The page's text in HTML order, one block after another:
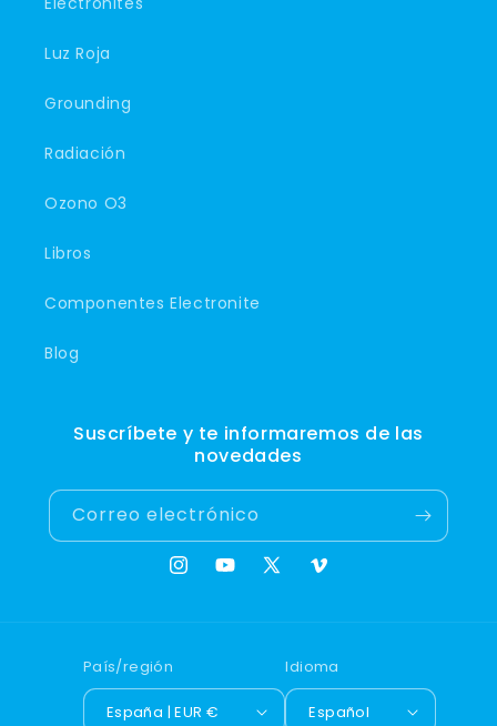
Luz Roja
Grounding
Radiación
Ozono O3
Libros
Componentes Electronite
Blog
Suscríbete y te informaremos de las
novedades
Correo electrónico
InstagramYouTube
X
Vimeo
País/región
España | EUR €
Idioma
Español